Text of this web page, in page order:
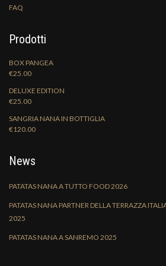
FAQ
Prodotti
BOX PANGEA
€25.00
DELUXE EDITION
€25.00
SANGRIA NANA IN BOTTIGLIA
€120.00
News
PATATAS NANA A TUTTO FOOD 2026
PATATAS NANA PARTNER DELLA TERRAZZA
2025
PATATAS NANA A SANREMO 2025